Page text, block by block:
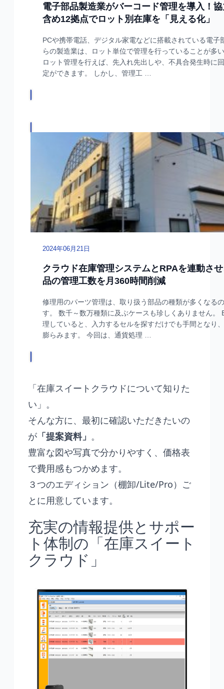
「在庫スイートクラウドについて知りた
い」。
そんな方に、最初に確認いただきたいの
が 「提案資料」 。
豊富な図や写真で分かりやすく、価格表
で費用感もつかめます。
３つのエディション（棚卸/Lite/Pro）ご
とに用意しています。
充実の情報提供とサポー
ト体制の「在庫スイート
クラウド」